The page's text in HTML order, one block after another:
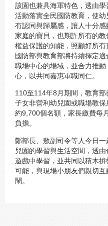
該園也兼具海軍特色，透由
活動落實全民國防教育，使
有認同與歸屬感，讓人十分
家庭的寶貝，也期許所有的
權益保護的知能，照顧好所有
國防部與教育部將持續擇定
職場中心的場域，並合力推
心，以共同嘉惠軍職同仁。
110至114年8月期間，教育
子女非營利幼兒園或職場教
約9,700個名額，家長繳費每
負擔。
鄭部長、敖副司令等人今日
兒園的學習與生活空間，透
遊戲中學習，並共同以積木
可能，與現場小朋友們親切
鬧。